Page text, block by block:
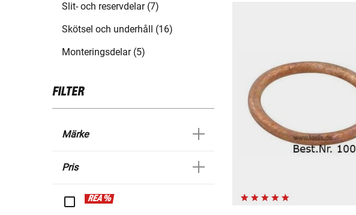
Slit- och reservdelar (7)
Skötsel och underhåll (16)
Monteringsdelar (5)
FILTER
Märke
Pris
REA %